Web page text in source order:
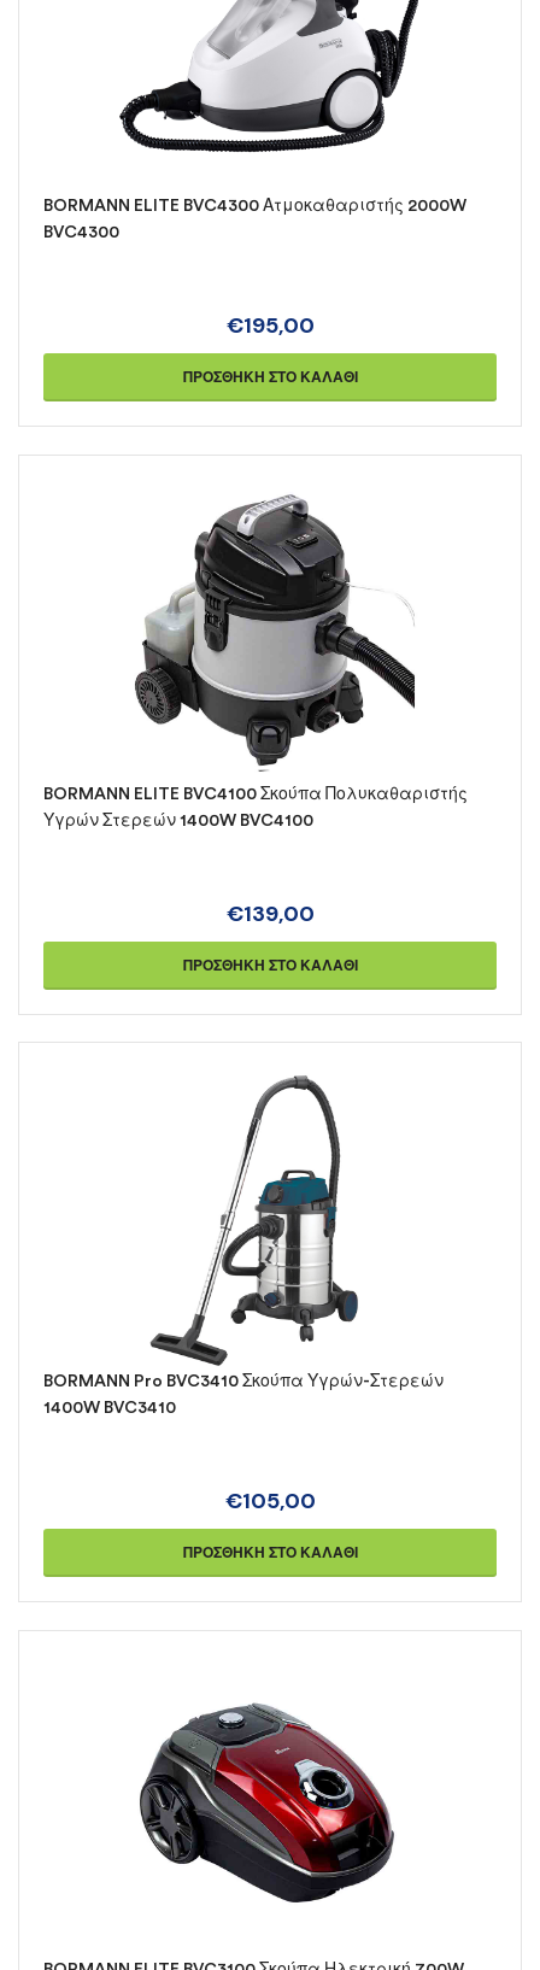
BORMANN ELITE BVC4300 Ατμοκαθαριστής 2000W
BVC4300
€195,00
ΠΡΟΣΘΉΚΗ ΣΤΟ ΚΑΛΆΘΙ
BORMANN ELITE BVC4100 Σκούπα Πολυκαθαριστής
Υγρών Στερεών 1400W BVC4100
€139,00
ΠΡΟΣΘΉΚΗ ΣΤΟ ΚΑΛΆΘΙ
BORMANN Pro BVC3410 Σκούπα Υγρών-Στερεών
1400W BVC3410
€105,00
ΠΡΟΣΘΉΚΗ ΣΤΟ ΚΑΛΆΘΙ